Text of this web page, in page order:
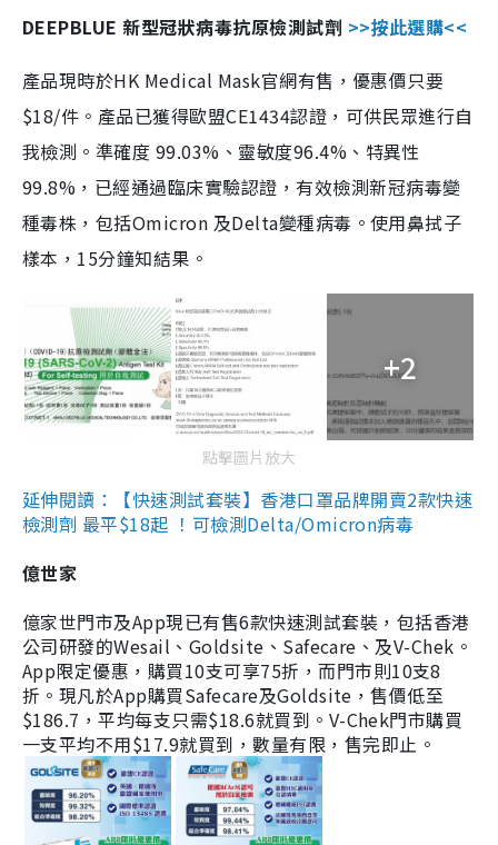
DEEPBLUE 新型冠狀病毒抗原檢測試劑 >>按此選購<<
產品現時於HK Medical Mask官網有售，優惠價只要
$18/件。產品已獲得歐盟CE1434認證，可供民眾進行自
我檢測。準確度 99.03%、靈敏度96.4%、特異性
99.8%，已經通過臨床實驗認證，有效檢測新冠病毒變
種毒株，包括Omicron 及Delta變種病毒。使用鼻拭子
樣本，15分鐘知結果。
+2
點擊圖片放大
延伸閱讀：【快速測試套裝】香港口罩品牌開賣2款快速
檢測劑 最平$18起 ！可檢測Delta/Omicron病毒
億世家
億家世門市及App現已有售6款快速測試套裝，包括香港
公司研發的Wesail、Goldsite、Safecare、及V-Chek。
App限定優惠，購買10支可享75折，而門市則10支8
折。現凡於App購買Safecare及Goldsite，售價低至
$186.7，平均每支只需$18.6就買到。V-Chek門市購買
一支平均不用$17.9就買到，數量有限，售完即止。